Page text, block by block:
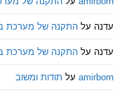
התקנה של מערכת בידור
התקנה של מערכת בידור
עלתודות ומשוב